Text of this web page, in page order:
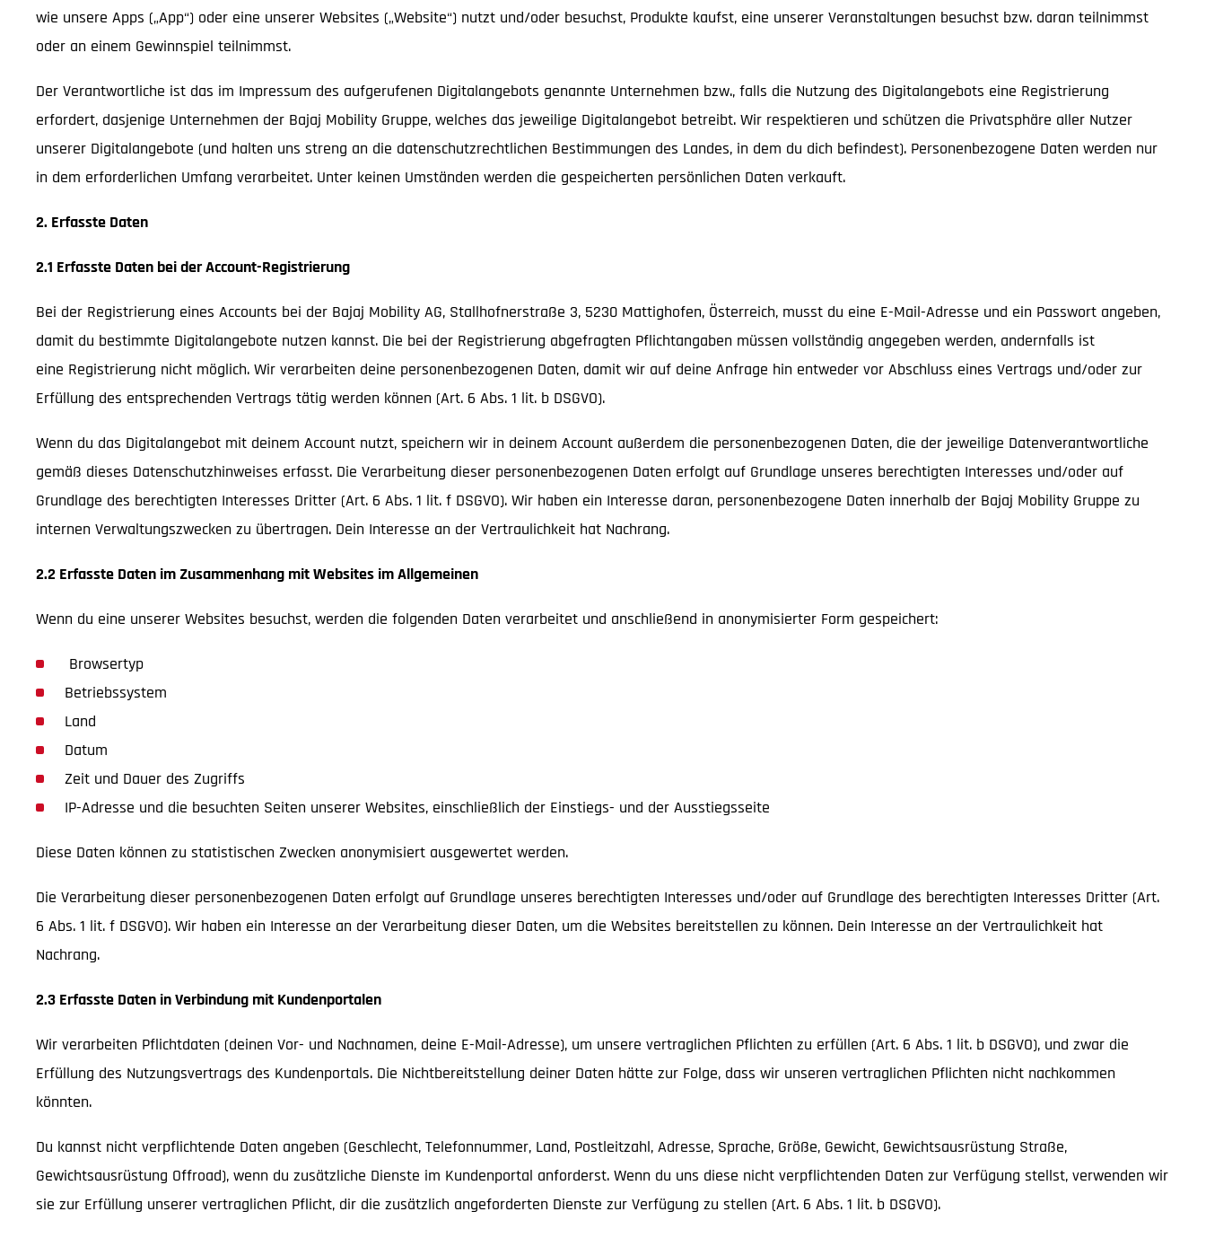
wie unsere Apps („App“) oder eine unserer Websites („Website“) nutzt und/oder besuchst, Produkte kaufst, eine unserer Veranstaltungen besuchst bzw. daran teilnimmst
oder an einem Gewinnspiel teilnimmst.
Der Verantwortliche ist das im Impressum des aufgerufenen Digitalangebots genannte Unternehmen bzw., falls die Nutzung des Digitalangebots eine Registrierung
erfordert, dasjenige Unternehmen der Bajaj Mobility Gruppe, welches das jeweilige Digitalangebot betreibt. Wir respektieren und schützen die Privatsphäre aller Nutzer
unserer Digitalangebote (und halten uns streng an die datenschutzrechtlichen Bestimmungen des Landes, in dem du dich befindest). Personenbezogene Daten werden nur
in dem erforderlichen Umfang verarbeitet. Unter keinen Umständen werden die gespeicherten persönlichen Daten verkauft.
2. Erfasste Daten
2.1 Erfasste Daten bei der Account-Registrierung
Bei der Registrierung eines Accounts bei der Bajaj Mobility AG, Stallhofnerstraße 3, 5230 Mattighofen, Österreich, musst du eine E-Mail-Adresse und ein Passwort angeben,
damit du bestimmte Digitalangebote nutzen kannst. Die bei der Registrierung abgefragten Pflichtangaben müssen vollständig angegeben werden, andernfalls ist
eine Registrierung nicht möglich. Wir verarbeiten deine personenbezogenen Daten, damit wir auf deine Anfrage hin entweder vor Abschluss eines Vertrags und/oder zur
Erfüllung des entsprechenden Vertrags tätig werden können (Art. 6 Abs. 1 lit. b DSGVO).
Wenn du das Digitalangebot mit deinem Account nutzt, speichern wir in deinem Account außerdem die personenbezogenen Daten, die der jeweilige Datenverantwortliche
gemäß dieses Datenschutzhinweises erfasst. Die Verarbeitung dieser personenbezogenen Daten erfolgt auf Grundlage unseres berechtigten Interesses und/oder auf
Grundlage des berechtigten Interesses Dritter (Art. 6 Abs. 1 lit. f DSGVO). Wir haben ein Interesse daran, personenbezogene Daten innerhalb der Bajaj Mobility Gruppe zu
internen Verwaltungszwecken zu übertragen. Dein Interesse an der Vertraulichkeit hat Nachrang.
2.2 Erfasste Daten im Zusammenhang mit Websites im Allgemeinen
Wenn du eine unserer Websites besuchst, werden die folgenden Daten verarbeitet und anschließend in anonymisierter Form gespeichert:
Browsertyp
Betriebssystem
Land
Datum
Zeit und Dauer des Zugriffs
IP-Adresse und die besuchten Seiten unserer Websites, einschließlich der Einstiegs- und der Ausstiegsseite
Diese Daten können zu statistischen Zwecken anonymisiert ausgewertet werden.
Die Verarbeitung dieser personenbezogenen Daten erfolgt auf Grundlage unseres berechtigten Interesses und/oder auf Grundlage des berechtigten Interesses Dritter (Art.
6 Abs. 1 lit. f DSGVO). Wir haben ein Interesse an der Verarbeitung dieser Daten, um die Websites bereitstellen zu können. Dein Interesse an der Vertraulichkeit hat
Nachrang.
2.3 Erfasste Daten in Verbindung mit Kundenportalen
Wir verarbeiten Pflichtdaten (deinen Vor- und Nachnamen, deine E-Mail-Adresse), um unsere vertraglichen Pflichten zu erfüllen (Art. 6 Abs. 1 lit. b DSGVO), und zwar die
Erfüllung des Nutzungsvertrags des Kundenportals. Die Nichtbereitstellung deiner Daten hätte zur Folge, dass wir unseren vertraglichen Pflichten nicht nachkommen
könnten.
Du kannst nicht verpflichtende Daten angeben (Geschlecht, Telefonnummer, Land, Postleitzahl, Adresse, Sprache, Größe, Gewicht, Gewichtsausrüstung Straße,
Gewichtsausrüstung Offroad), wenn du zusätzliche Dienste im Kundenportal anforderst. Wenn du uns diese nicht verpflichtenden Daten zur Verfügung stellst, verwenden wir
sie zur Erfüllung unserer vertraglichen Pflicht, dir die zusätzlich angeforderten Dienste zur Verfügung zu stellen (Art. 6 Abs. 1 lit. b DSGVO).